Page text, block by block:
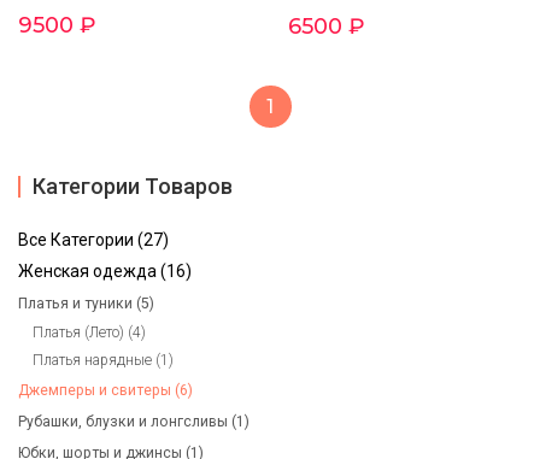
9500 ₽ 6500 ₽
1
Категории Товаров
Все Категории (27)
Женская одежда (16)
Платья и туники (5)
Платья (Лето) (4)
Платья нарядные (1)
Джемперы и свитеры (6)
Рубашки, блузки и лонгсливы (1)
Юбки, шорты и джинсы (1)